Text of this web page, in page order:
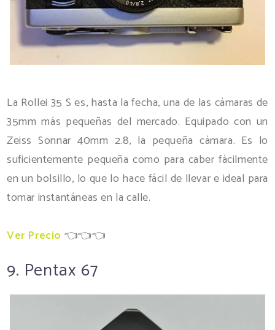
La Rollei 35 S es, hasta la fecha, una de las cámaras de
35mm más pequeñas del mercado. Equipado con un
Zeiss Sonnar 40mm 2.8, la pequeña cámara. Es lo
suficientemente pequeña como para caber fácilmente
en un bolsillo, lo que lo hace fácil de llevar e ideal para
tomar instantáneas en la calle.
Ver Precio 👈👈👈
9. Pentax 67